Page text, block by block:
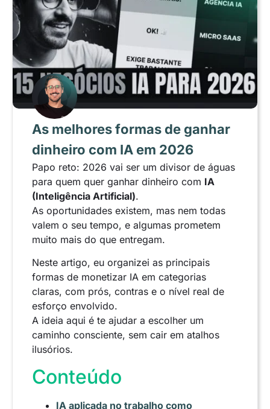
As melhores formas de ganhar
dinheiro com IA em 2026
Papo reto: 2026 vai ser um divisor de águas
para quem quer ganhar dinheiro com IA
(Inteligência Artificial).
As oportunidades existem, mas nem todas
valem o seu tempo, e algumas prometem
muito mais do que entregam.
Neste artigo, eu organizei as principais
formas de monetizar IA em categorias
claras, com prós, contras e o nível real de
esforço envolvido.
A ideia aqui é te ajudar a escolher um
caminho consciente, sem cair em atalhos
ilusórios.
Conteúdo
IA aplicada no trabalho como